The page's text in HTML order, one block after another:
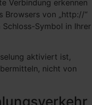
Verbindung erkennen
Browsers von „http://“
Symbol in Ihrer
aktiviert ist,
nicht von